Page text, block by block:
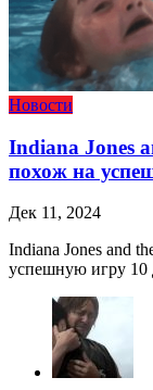
Новости
Indiana Jones
похож на
Дек 11, 2024
Indiana Jones and
успешную игру 10